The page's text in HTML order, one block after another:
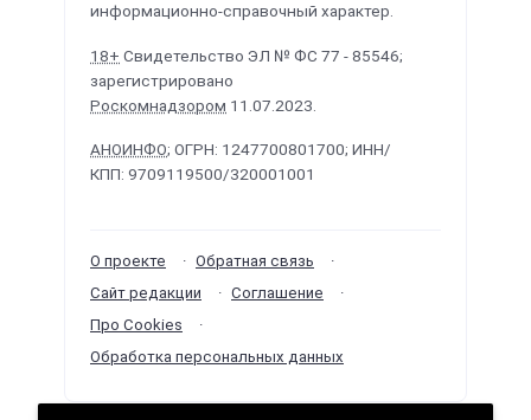
информационно-справочный характер.
18+ Свидетельство ЭЛ № ФС 77 - 85546;
зарегистрировано
Роскомнадзором 11.07.2023.
АНОИНФО; ОГРН: 1247700801700; ИНН/
КПП: 9709119500/320001001
О проекте
Обратная связь
Сайт редакции
Соглашение
Про Cookies
Обработка персональных данных